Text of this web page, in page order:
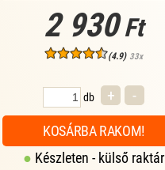
2 930Ft
(4.9) 33x
Készleten - külső raktár
db + -
KOSÁRBA RAKOM!